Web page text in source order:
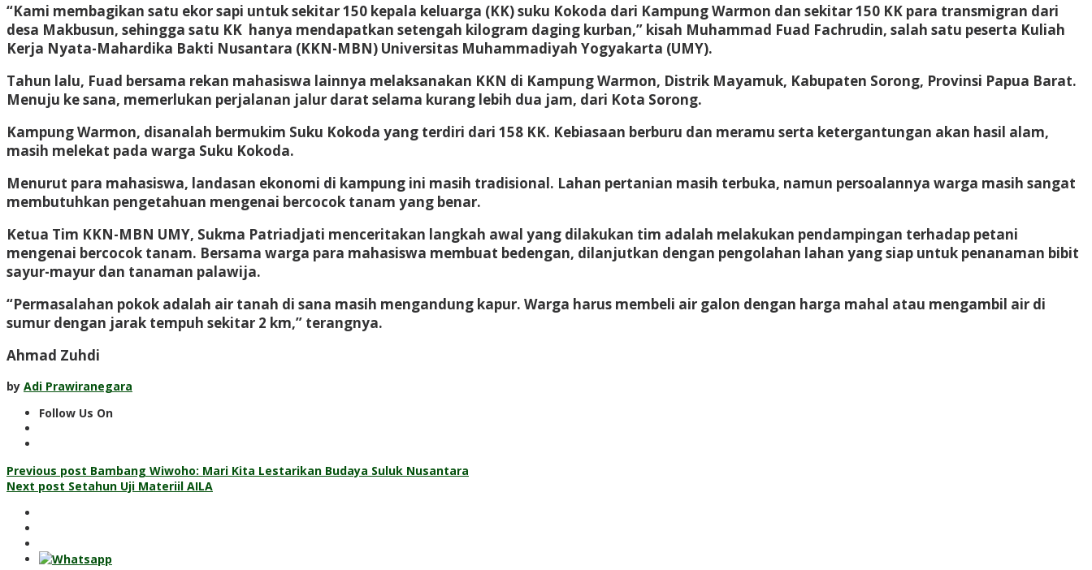
“Kami membagikan satu ekor sapi untuk sekitar 150 kepala keluarga (KK) suku Kokoda dari Kampung Warmon dan sekitar 150 KK para transmigran dari
desa Makbusun, sehingga satu KK hanya mendapatkan setengah kilogram daging kurban,” kisah Muhammad Fuad Fachrudin, salah satu peserta Kuliah
Kerja Nyata-Mahardika Bakti Nusantara (KKN-MBN) Universitas Muhammadiyah Yogyakarta (UMY).
Tahun lalu, Fuad bersama rekan mahasiswa lainnya melaksanakan KKN di Kampung Warmon, Distrik Mayamuk, Kabupaten Sorong, Provinsi Papua Barat.
Menuju ke sana, memerlukan perjalanan jalur darat selama kurang lebih dua jam, dari Kota Sorong.
Kampung Warmon, disanalah bermukim Suku Kokoda yang terdiri dari 158 KK. Kebiasaan berburu dan meramu serta ketergantungan akan hasil alam,
masih melekat pada warga Suku Kokoda.
Menurut para mahasiswa, landasan ekonomi di kampung ini masih tradisional. Lahan pertanian masih terbuka, namun persoalannya warga masih sangat
membutuhkan pengetahuan mengenai bercocok tanam yang benar.
Ketua Tim KKN-MBN UMY, Sukma Patriadjati menceritakan langkah awal yang dilakukan tim adalah melakukan pendampingan terhadap petani
mengenai bercocok tanam. Bersama warga para mahasiswa membuat bedengan, dilanjutkan dengan pengolahan lahan yang siap untuk penanaman bibit
sayur-mayur dan tanaman palawija.
“Permasalahan pokok adalah air tanah di sana masih mengandung kapur. Warga harus membeli air galon dengan harga mahal atau mengambil air di
sumur dengan jarak tempuh sekitar 2 km,” terangnya.
Ahmad Zuhdi
by Adi Prawiranegara
Follow Us On
Post
navigation
Previous post Bambang Wiwoho: Mari Kita Lestarikan Budaya Suluk Nusantara
Next post Setahun Uji Materiil AILA